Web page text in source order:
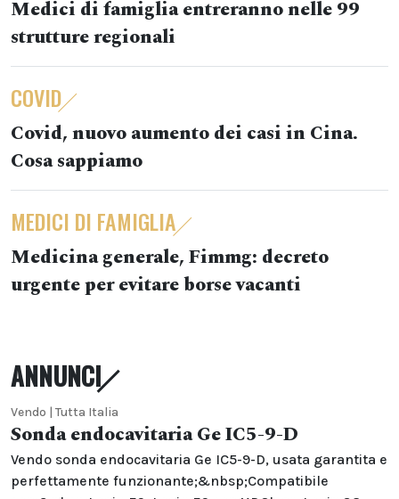
Medici di famiglia entreranno nelle 99
strutture regionali
COVID
Covid, nuovo aumento dei casi in Cina.
Cosa sappiamo
MEDICI DI FAMIGLIA
Medicina generale, Fimmg: decreto
urgente per evitare borse vacanti
ANNUNCI
Vendo | Tutta Italia
Sonda endocavitaria Ge IC5-9-D
Vendo sonda endocavitaria Ge IC5-9-D, usata garantita e
perfettamente funzionante;&nbsp;Compatibile